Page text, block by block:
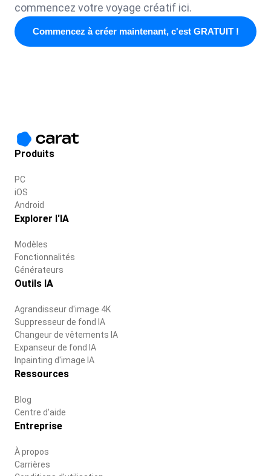
commencez votre voyage créatif ici.
Commencez à créer maintenant, c'est GRATUIT !
Produits
PC
iOS
Android
Explorer l'IA
Modèles
Fonctionnalités
Générateurs
Outils IA
Agrandisseur d'image 4K
Suppresseur de fond IA
Changeur de vêtements IA
Expanseur de fond IA
Inpainting d'image IA
Ressources
Blog
Centre d'aide
Entreprise
À propos
Carrières